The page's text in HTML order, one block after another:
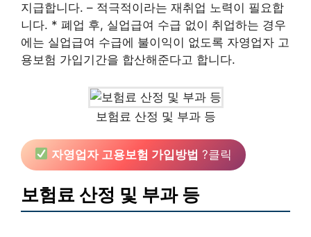
지급합니다. – 적극적이라는 재취업 노력이 필요합
니다. * 폐업 후, 실업급여 수급 없이 취업하는 경우
에는 실업급여 수급에 불이익이 없도록 자영업자 고
용보험 가입기간을 합산해준다고 합니다.
보험료 산정 및 부과 등
자영업자 고용보험 가입방법 ?클릭
보험료 산정 및 부과 등